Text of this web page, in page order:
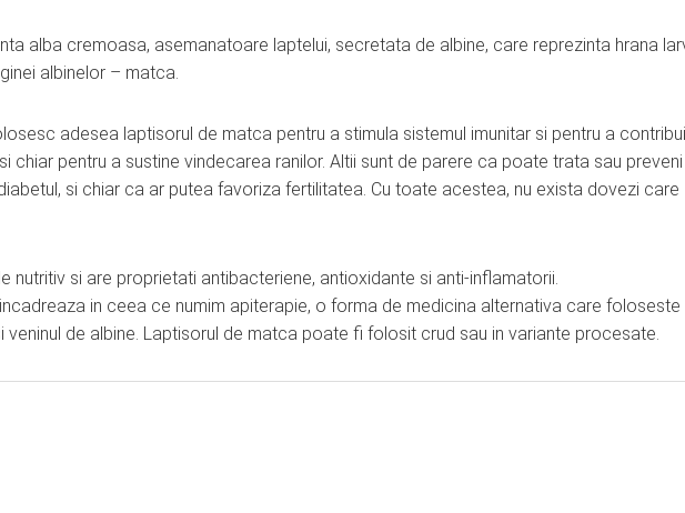
alba cremoasa, asemanatoare laptelui, secretata de albine, care reprezinta hrana
albinelor – matca.
adesea laptisorul de matca pentru a stimula sistemul imunitar si pentru a
chiar pentru a sustine vindecarea ranilor. Altii sunt de parere ca poate trata sau
si chiar ca ar putea favoriza fertilitatea. Cu toate acestea, nu exista dovezi care
nutritiv si are proprietati antibacteriene, antioxidante si anti-inflamatorii.
in ceea ce numim apiterapie, o forma de medicina alternativa care foloseste
de albine. Laptisorul de matca poate fi folosit crud sau in variante procesate.